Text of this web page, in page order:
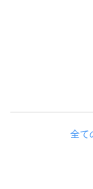
全て